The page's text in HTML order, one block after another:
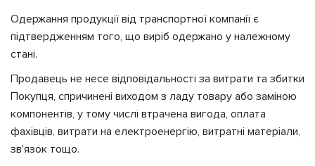
Одержання продукції від транспортної компанії є
підтвердженням того, що виріб одержано у належному
стані.
Продавець не несе відповідальності за витрати та збитки
Покупця, спричинені виходом з ладу товару або заміною
компонентів, у тому числі втрачена вигода, оплата
фахівців, витрати на електроенергію, витратні матеріали,
зв'язок тощо.